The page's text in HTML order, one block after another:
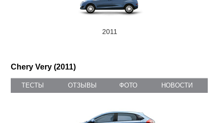
2011
Chery Very (2011)
ТЕСТЫ ОТЗЫВЫ ФОТО НОВОСТИ